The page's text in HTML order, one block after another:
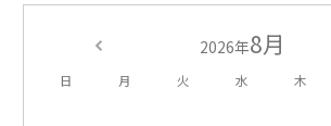
2026年8月
日 月 火 水 木